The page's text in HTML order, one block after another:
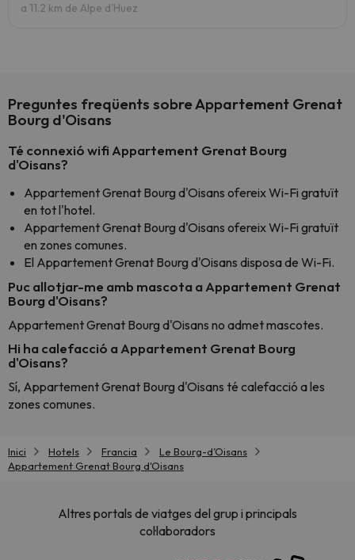
a 11.2 km de Alpe d'Huez
Preguntes freqüents sobre Appartement Grenat
Bourg d'Oisans
Té connexió wifi Appartement Grenat Bourg
d'Oisans?
Appartement Grenat Bourg d'Oisans ofereix Wi-Fi gratuït
en tot l'hotel.
Appartement Grenat Bourg d'Oisans ofereix Wi-Fi gratuït
en zones comunes.
El Appartement Grenat Bourg d'Oisans disposa de Wi-Fi.
Puc allotjar-me amb mascota a Appartement Grenat
Bourg d'Oisans?
Appartement Grenat Bourg d'Oisans no admet mascotes.
Hi ha calefacció a Appartement Grenat Bourg
d'Oisans?
Sí, Appartement Grenat Bourg d'Oisans té calefacció a les
zones comunes.
Inici Hotels Francia
Le Bourg-dʼOisans
Appartement Grenat Bourg d'Oisans
Altres portals de viatges del grup i principals
col·laboradors